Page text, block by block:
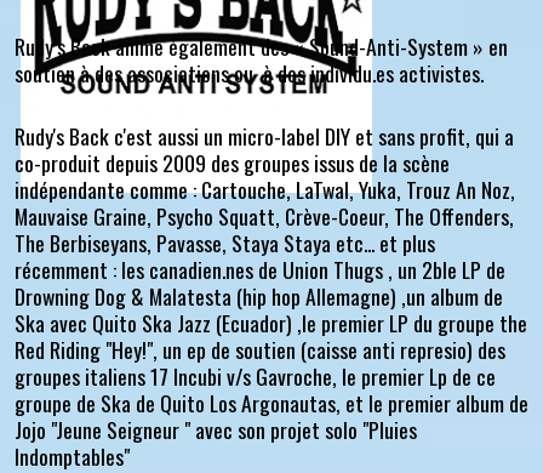
Rudy’s Back anime également des « Sound-Anti-System » en
soutien à des associations ou à des individu.es activistes.
Rudy's Back c'est aussi un micro-label DIY et sans profit, qui a
co-produit depuis 2009 des groupes issus de la scène
indépendante comme : Cartouche, LaTwal, Yuka, Trouz An Noz,
Mauvaise Graine, Psycho Squatt, Crève-Coeur, The Offenders,
The Berbiseyans, Pavasse, Staya Staya etc... et plus
récemment : les canadien.nes de Union Thugs , un 2ble LP de
Drowning Dog & Malatesta (hip hop Allemagne) ,un album de
Ska avec Quito Ska Jazz (Ecuador) ,le premier LP du groupe the
Red Riding "Hey!", un ep de soutien (caisse anti represio) des
groupes italiens 17 Incubi v/s Gavroche, le premier Lp de ce
groupe de Ska de Quito Los Argonautas, et le premier album de
Jojo "Jeune Seigneur " avec son projet solo "Pluies
Indomptables"